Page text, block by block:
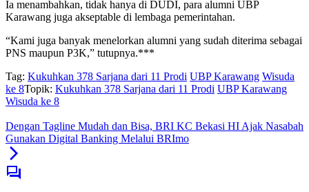
Ia menambahkan, tidak hanya di DUDI, para alumni UBP
Karawang juga akseptable di lembaga pemerintahan.
“Kami juga banyak menelorkan alumni yang sudah diterima sebagai
PNS maupun P3K,” tutupnya.***
Tag: Kukuhkan 378 Sarjana dari 11 Prodi UBP Karawang Wisuda
ke 8Topik: Kukuhkan 378 Sarjana dari 11 Prodi UBP Karawang
Wisuda ke 8
Dengan Tagline Mudah dan Bisa, BRI KC Bekasi HI Ajak Nasabah
Gunakan Digital Banking Melalui BRImo